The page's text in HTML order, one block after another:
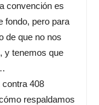
convención es
fondo, pero para
de que no nos
y tenemos que
contra 408
respaldamos